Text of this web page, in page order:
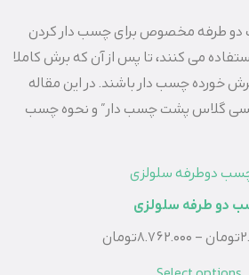
دو طرفه مخصوص برای چسب دار کردن
می کنند، تا پس از آن که برش کاملا
خورده چسب دار باشند. در این مقاله
گلاس پشت چسب دار” و نحوه چسب
دو طرفه سلولزی
تومان –
8.762.000تومان